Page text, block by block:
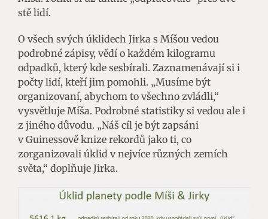
stě lidí.
O všech svých úklidech Jirka s Míšou vedou
podrobné zápisy, vědí o každém kilogramu
odpadků, který kde sesbírali. Zaznamenávají si i
počty lidí, kteří jim pomohli. „Musíme být
organizovaní, abychom to všechno zvládli,“
vysvětluje Míša. Podrobné statistiky si vedou ale i
z jiného důvodu. „Náš cíl je být zapsáni
v Guinessově knize rekordů jako ti, co
zorganizovali úklid v nejvíce různých zemích
světa,“ doplňuje Jirka.